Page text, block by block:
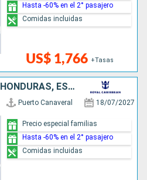
US$ 1,766 +Tasas
Hasta -60% en el 2° pasajero
Comidas incluidas
BAHAMAS, MÉXICO, HONDURAS, ESTADOS UNIDOS
Puerto Canaveral 18/07/2027
Precio especial familias
Hasta -60% en el 2° pasajero
Comidas incluidas